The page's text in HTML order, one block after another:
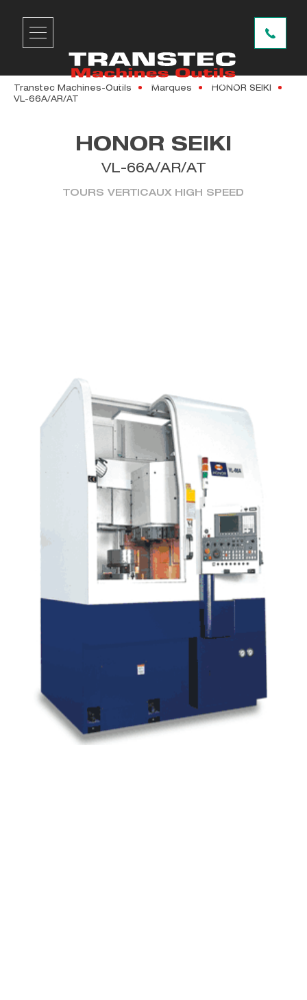
Transtec Machines-Outils Marques
HONOR SEIKI
VL-66A/AR/AT
HONOR SEIKI
VL-66A/AR/AT
TOURS VERTICAUX HIGH SPEED